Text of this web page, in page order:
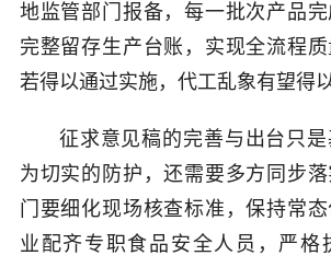
地监管部门报备，每一批次产品完
完整留存生产台账，实现全流程
若得以通过实施，代工乱象有望得以
征求意见稿的完善与出台只
为切实的防护，还需要多方同步
门要细化现场核查标准，保持常
业配齐专职食品安全人员，严格